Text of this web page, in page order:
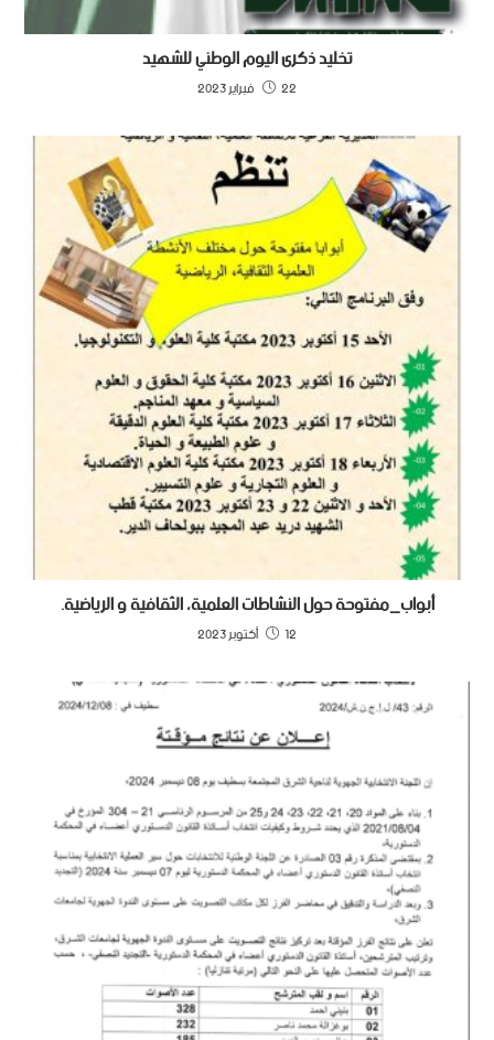
تخليد ذكرى اليوم الوطني للشهيد
22 فبراير 2023
أبواب_مفتوحة حول النشاطات العلمية، الثقافية و الرياضية.
12 أكتوبر 2023